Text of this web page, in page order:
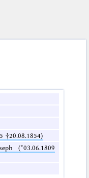
†20.08.1854)
(*03.06.1809